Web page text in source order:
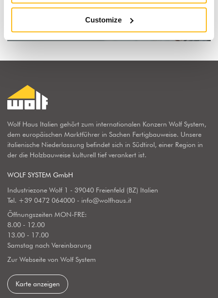
Customize
Mehr erfahren
Wolf Haus Italien gehört zum internationalen Konzern Wolf System,
dem europäischen Marktführer in Sachen Fertigbauweise. Unsere
italienische Niederlassung befindet sich in Südtirol, einer Region in
der die Holzbauweise kulturell tief verankert ist.
WOLF SYSTEM GmbH
Industriezone Wolf 1 - 39040 Freienfeld (BZ) Italien
Tel. +39 0472 064000 - info@wolfhaus.it
Öffnungszeiten MON-FRE:
8.00 - 12.00
13.00 - 17.00
Samstag nach Vereinbarung
Zur Webseite von Wolf System
Karte anzeigen